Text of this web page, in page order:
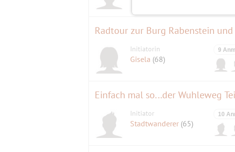
Initiatorin
Gisela (68)
9
Einfach mal so...der Wuhleweg
Initiator
Stadtwanderer (65)
10